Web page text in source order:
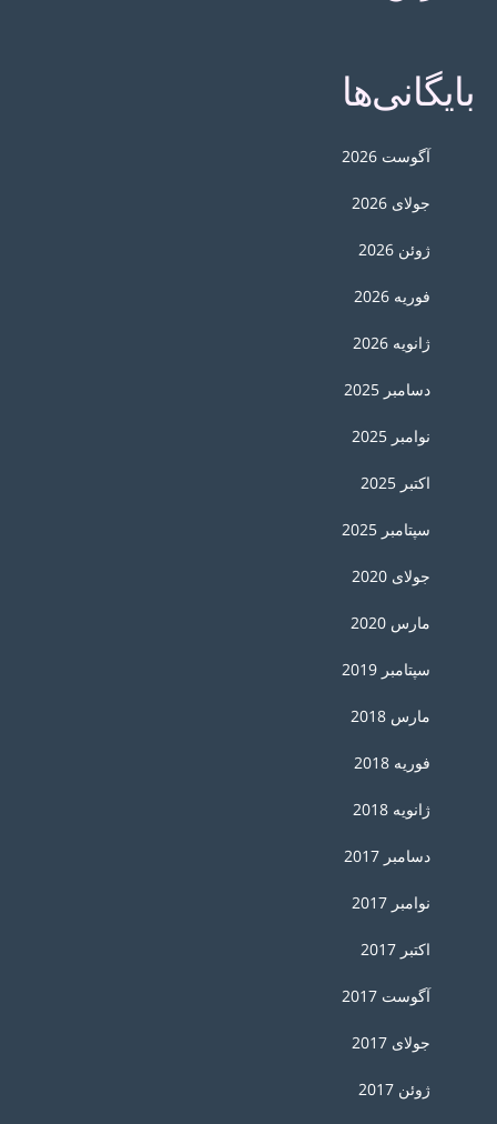
بایگانی‌ها
آگوست 2026
جولای 2026
ژوئن 2026
فوریه 2026
ژانویه 2026
دسامبر 2025
نوامبر 2025
اکتبر 2025
سپتامبر 2025
جولای 2020
مارس 2020
سپتامبر 2019
مارس 2018
فوریه 2018
ژانویه 2018
دسامبر 2017
نوامبر 2017
اکتبر 2017
آگوست 2017
جولای 2017
ژوئن 2017